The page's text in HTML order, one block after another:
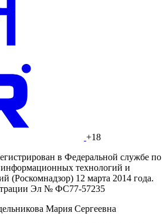
+18
в Федеральной службе по
информационных технологий и
(Роскомнадзор) 12 марта 2014 года.
Эл № ФС77-57235
Мария Сергеевна